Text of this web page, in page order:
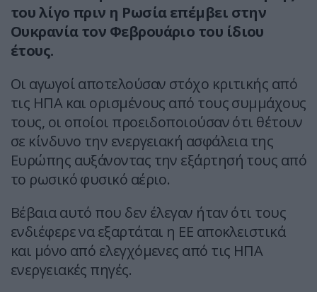
του λίγο πριν η Ρωσία επέμβει στην
Ουκρανία τον Φεβρουάριο του ίδιου
έτους.
Οι αγωγοί αποτελούσαν στόχο κριτικής από
τις ΗΠΑ και ορισμένους από τους συμμάχους
τους, οι οποίοι προειδοποιούσαν ότι θέτουν
σε κίνδυνο την ενεργειακή ασφάλεια της
Ευρώπης αυξάνοντας την εξάρτησή τους από
το ρωσικό φυσικό αέριο.
Βέβαια αυτό που δεν έλεγαν ήταν ότι τους
ενδιέφερε να εξαρτάται η ΕΕ αποκλειστικά
και μόνο από ελεγχόμενες από τις ΗΠΑ
ενεργειακές πηγές.